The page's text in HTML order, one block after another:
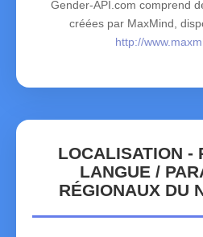
Gender-API.com comprend
créées par MaxMind,
http://
LOCALISATION -
LANGUE /
RÉGIONAUX DU